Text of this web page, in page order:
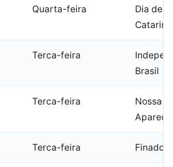
Quarta-feira
Dia de
Catarina
Terca-feira
Brasil
Terca-feira
Nossa
Terca-feira Finados